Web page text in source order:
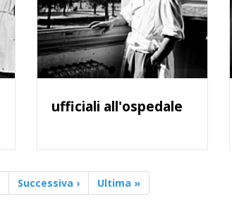
ufficiali all'ospedale
Successiva › Ultima »